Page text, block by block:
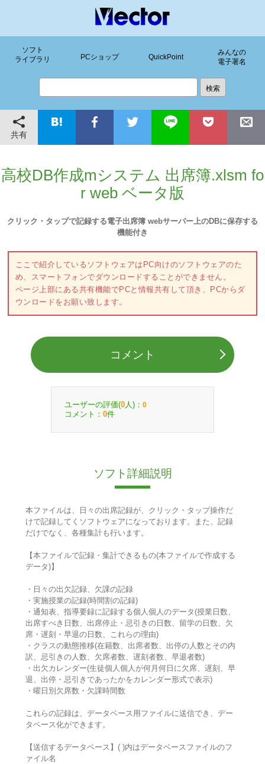
ソフト
ライブラリ
PCショップ QuickPoint
みんなの
電子署名
共有
高校DB作成mシステム 出席簿.xlsm fo
r web ベータ版
クリック・タップで記録する電子出席簿 webサーバー上のDBに保存する
機能付き
ここで紹介しているソフトウェアはPC向けのソフトウェアのた
め、スマートフォンでダウンロードすることができません。
ページ上部にある共有機能でPCと情報共有して頂き、PCからダ
ウンロードをお願い致します。
コメント
ユーザーの評価(0 人)： 0
コメント： 0件
ソフト詳細説明
本ファイルは、日々の出席記録が、クリック・タップ操作だ
けで記録してくソフトウェアになっております。また、記録
だけでなく、各種集計も行います。
【本ファイルで記録・集計できるもの(本ファイルで作成する
データ)】
・日々の出欠記録、欠課の記録
・実施授業の記録(時間割の記録)
・通知表、指導要録に記録する個人個人のデータ(授業日数、
出席すべき日数、出席停止・忌引きの日数、留学の日数、欠
席・遅刻・早退の日数、これらの理由)
・クラスの動態推移(在籍数、出席者数、出停の人数とその内
訳、忌引きの人数、欠席者数、遅刻者数、早退者数)
・出欠カレンダー(生徒個人個人が何月何日に欠席、遅刻、早
退、出停・忌引きであったかをカレンダー形式で表示)
・曜日別欠席数・欠課時間数
これらの記録は、データベース用ファイルに送信でき、デー
タベース化ができます。
【送信するデータベース】( )内はデータベースファイルのフ
ァイル名